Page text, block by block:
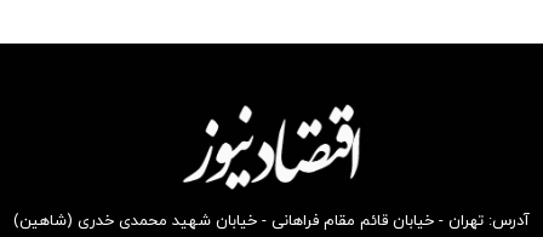
بخر !
بخر !
آدرس: تهران - خیابان قائم مقام فراهانی - خیابان شهید محمدی خدری (شاهین)